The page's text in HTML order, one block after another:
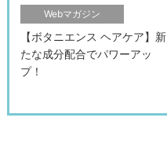
Webマガジン
【ボタニエンス ヘアケア】新
たな成分配合でパワーアッ
プ！